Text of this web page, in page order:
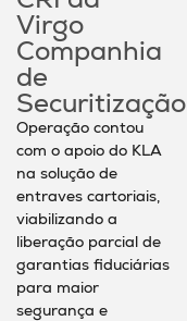
Virgo
Companhia
de
Securitização
Operação contou
com o apoio do KLA
na solução de
entraves cartoriais,
viabilizando a
liberação parcial de
garantias fiduciárias
para maior
segurança e